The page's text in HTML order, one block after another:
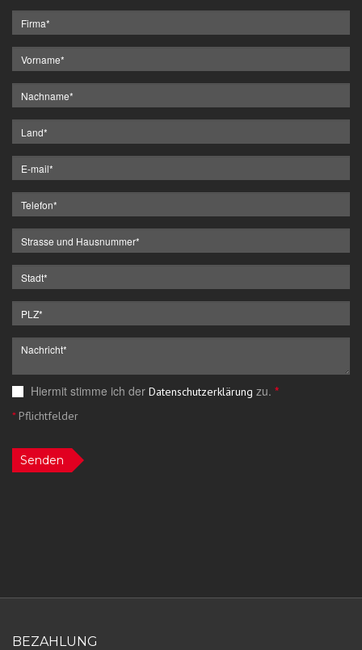
Hiermit stimme ich der Datenschutzerklärung zu. *
*Pflichtfelder
Senden
BEZAHLUNG